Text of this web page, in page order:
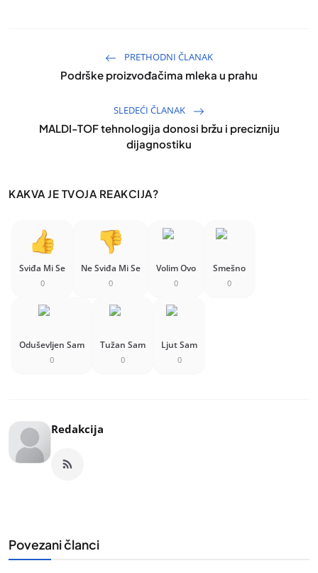
PRETHODNI ČLANAK
Podrške proizvođačima mleka u prahu
SLEDEĆI ČLANAK
MALDI-TOF tehnologija donosi bržu i precizniju
dijagnostiku
KAKVA JE TVOJA REAKCIJA?
Sviđa Mi Se
0
Ne Sviđa Mi Se
0
Volim Ovo
0
Smešno
0
Oduševljen Sam
0
Tužan Sam
0
Ljut Sam
0
Redakcija
Povezani članci